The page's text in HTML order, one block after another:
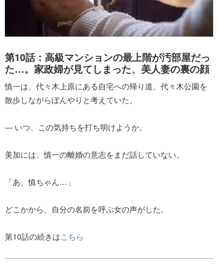
第10話：高級マンションの最上階が汚部屋だっ
た…。家政婦が見てしまった、美人妻の裏の顔
慎一は、代々木上原にある自宅への帰り道、代々木公園を
散歩しながらぼんやりと考えていた。
― いつ、この気持ちを打ち明けようか。
美加には、慎一の離婚の意志をまだ話していない。
「あ、慎ちゃん…」
どこかから、自分の名前を呼ぶ女の声がした。
第10話の続きはこちら